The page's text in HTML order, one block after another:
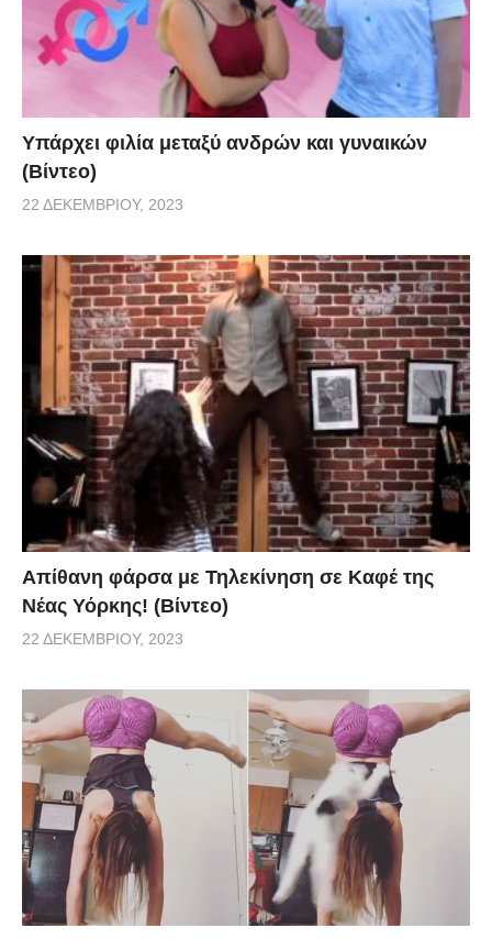
Υπάρχει φιλία μεταξύ ανδρών και γυναικών
(Βίντεο)
22 ΔΕΚΕΜΒΡΊΟΥ, 2023
Απίθανη φάρσα με Τηλεκίνηση σε Καφέ της
Νέας Υόρκης! (Βίντεο)
22 ΔΕΚΕΜΒΡΊΟΥ, 2023